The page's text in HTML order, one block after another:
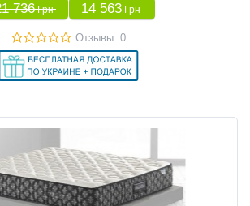
736 Грн 14 563 Грн
Отзывы: 0